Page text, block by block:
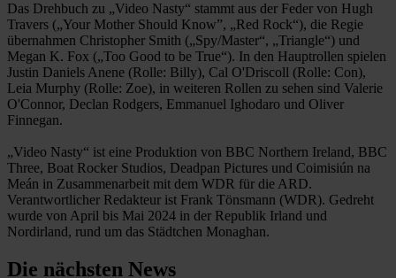
Das Drehbuch zu „Video Nasty“ stammt aus der Feder von Hugh
Travers („Your Mother Should Know”, „Red Rock“), die Regie
übernahmen Christopher Smith („Spy/Master“, „Triangle“) und
Megan K. Fox („Too Good to be True“). In den Hauptrollen spielen
Justin Daniels Anene (Rolle: Billy), Cal O'Driscoll (Rolle: Con),
Leia Murphy (Rolle: Zoe), in weiteren Rollen zu sehen sind Valerie
O'Connor, Declan Rodgers, Emmanuel Ighodaro und Oliver
Finnegan.
„Video Nasty“ ist eine Produktion von BBC Northern Ireland, BBC
Three, Boat Rocker Studios, Deadpan Pictures und Coimisiún na
Meán in Zusammenarbeit mit dem WDR für die ARD.
Verantwortlicher Redakteur ist Frank Tönsmann (WDR). Gedreht
wurde von April bis Mai 2024 in der Republik Irland und
Nordirland, rund um das Städtchen Monaghan.
Die nächsten News